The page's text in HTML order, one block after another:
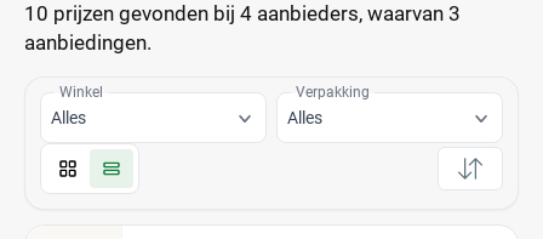
10 prijzen gevonden bij 4 aanbieders, waarvan 3
aanbiedingen.
Winkel
Alles
Verpakking
Alles